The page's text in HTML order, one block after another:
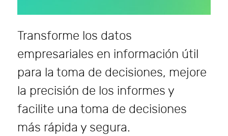
Transforme los datos
empresariales en información útil
para la toma de decisiones, mejore
la precisión de los informes y
facilite una toma de decisiones
más rápida y segura.